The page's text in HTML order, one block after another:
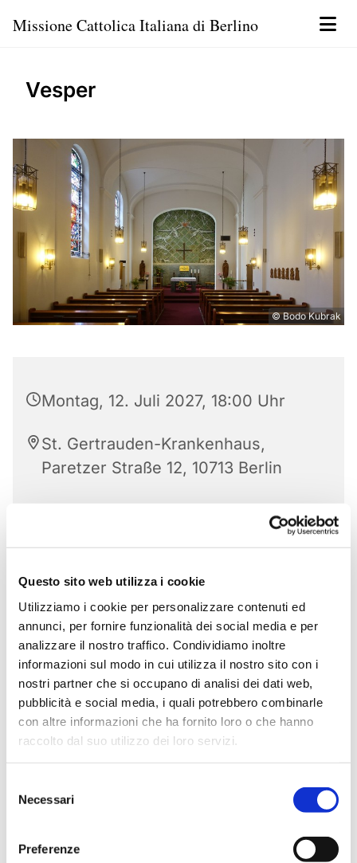
Questo sito web utilizza i cookie
Utilizziamo i cookie per personalizzare contenuti ed
annunci, per fornire funzionalità dei social media e per
analizzare il nostro traffico. Condividiamo inoltre
informazioni sul modo in cui utilizza il nostro sito con i
nostri partner che si occupano di analisi dei dati web,
pubblicità e social media, i quali potrebbero combinarle
con altre informazioni che ha fornito loro o che hanno
raccolto dal suo utilizzo dei loro servizi.
delNecessari
Preferenze
Missione Cattolica Italiana di Berlino
Vesper
© Bodo Kubrak
Montag, 12. Juli 2027, 18:00 Uhr
St. Gertrauden-Krankenhaus,
Paretzer Straße 12, 10713 Berlin